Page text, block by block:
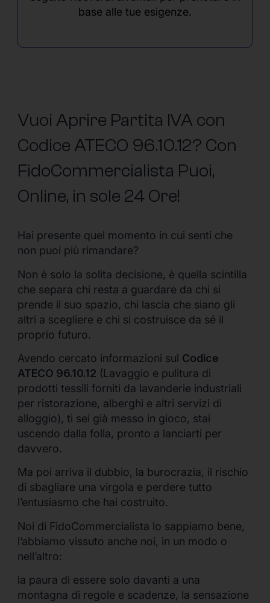
base alle tue esigenze.
Vuoi Aprire Partita IVA con
Codice ATECO 96.10.12? Con
FidoCommercialista Puoi,
Online, in sole 24 Ore!
Hai presente quel momento in cui senti che
non puoi più rimandare?
Non è solo la solita decisione, è quella scintilla
che separa chi resta a guardare da chi si
prende il suo spazio, chi lascia che siano gli
altri a scegliere e chi si costruisce da sé il
proprio futuro.
Avendo cercato informazioni sul Codice
ATECO 96.10.12 (Lavaggio e pulitura di
prodotti tessili forniti da lavanderie industriali
per ristorazione, alberghi e altri servizi di
alloggio), ti sei già messo in gioco, stai
uscendo dalla folla, pronto a lanciarti per
davvero.
Ma poi arriva il dubbio, la burocrazia, il rischio
di sbagliare una virgola e perdere tutto
l’entusiasmo che hai costruito.
Noi di FidoCommercialista lo sappiamo bene,
l’abbiamo vissuto anche noi, in un modo o
nell’altro:
la paura di essere solo davanti a una
montagna di regole e scadenze, la sensazione